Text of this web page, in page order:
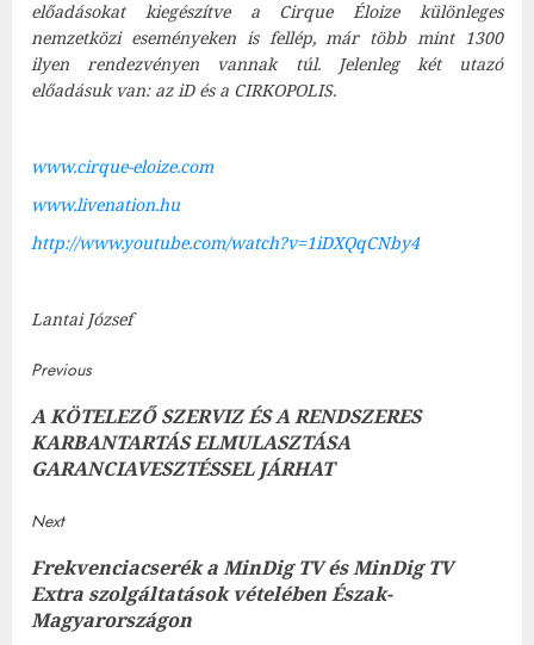
előadásokat kiegészítve a Cirque Éloize különleges
nemzetközi eseményeken is fellép, már több mint 1300
ilyen rendezvényen vannak túl. Jelenleg két utazó
előadásuk van: az iD és a CIRKOPOLIS.
www.cirque-eloize.com
www.livenation.hu
http://www.youtube.com/watch?v=1iDXQqCNby4
Lantai József
Post
navigation
Previous
A KÖTELEZŐ SZERVIZ ÉS A RENDSZERES
KARBANTARTÁS ELMULASZTÁSA
GARANCIAVESZTÉSSEL JÁRHAT
Next
Next
post:
Frekvenciacserék a MinDig TV és MinDig TV
Extra szolgáltatások vételében Észak-
Magyarországon